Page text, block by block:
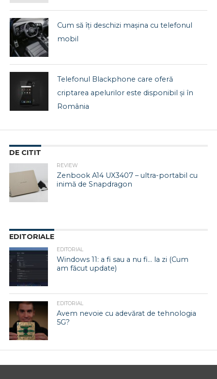
Cum să îți deschizi mașina cu telefonul
mobil
Telefonul Blackphone care oferă
criptarea apelurilor este disponibil și în
România
DE CITIT
REVIEW
Zenbook A14 UX3407 – ultra-portabil cu
inimă de Snapdragon
EDITORIALE
EDITORIAL
Windows 11: a fi sau a nu fi… la zi (Cum
am făcut update)
EDITORIAL
Avem nevoie cu adevărat de tehnologia
5G?